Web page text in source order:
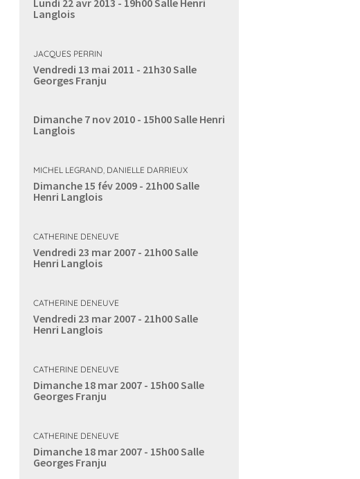
Lundi 22 avr 2013 - 19h00Salle Henri
Langlois
JACQUES PERRIN
Vendredi 13 mai 2011 - 21h30Salle
Georges Franju
Dimanche 7 nov 2010 - 15h00Salle Henri
Langlois
MICHEL LEGRAND, DANIELLE DARRIEUX
Dimanche 15 fév 2009 - 21h00Salle
Henri Langlois
CATHERINE DENEUVE
Vendredi 23 mar 2007 - 21h00Salle
Henri Langlois
CATHERINE DENEUVE
Vendredi 23 mar 2007 - 21h00Salle
Henri Langlois
CATHERINE DENEUVE
Dimanche 18 mar 2007 - 15h00Salle
Georges Franju
CATHERINE DENEUVE
Dimanche 18 mar 2007 - 15h00Salle
Georges Franju